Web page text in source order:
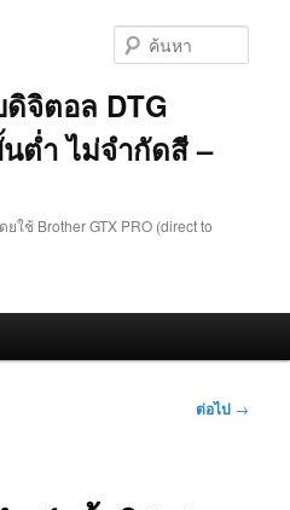
จิตอล DTG
ต่ำ ไม่จำกัดสี –
ใช้ Brother GTX PRO (direct to
ต่อไป →